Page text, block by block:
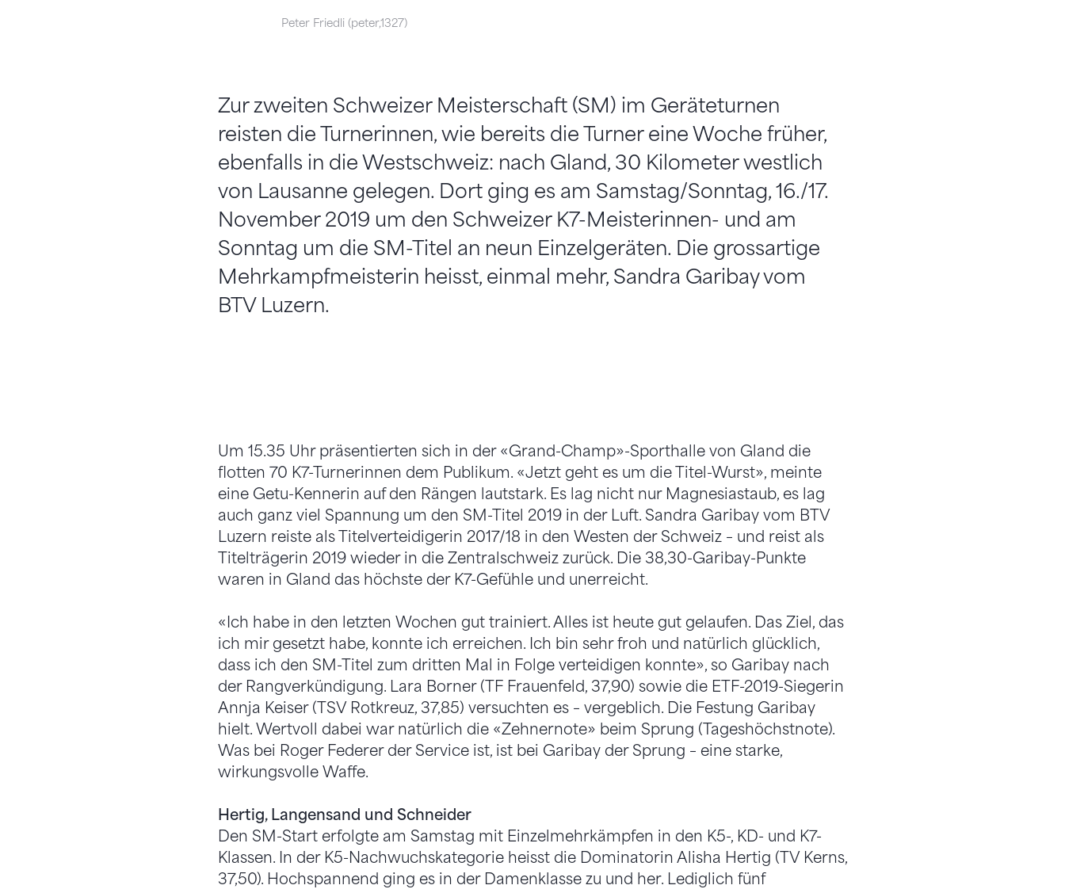
Peter Friedli (peter,1327)
Zur zweiten Schweizer Meisterschaft (SM) im Geräteturnen
reisten die Turnerinnen, wie bereits die Turner eine Woche früher,
ebenfalls in die Westschweiz: nach Gland, 30 Kilometer westlich
von Lausanne gelegen. Dort ging es am Samstag/Sonntag, 16./17.
November 2019 um den Schweizer K7-Meisterinnen- und am
Sonntag um die SM-Titel an neun Einzelgeräten. Die grossartige
Mehrkampfmeisterin heisst, einmal mehr, Sandra Garibay vom
BTV Luzern.
Um 15.35 Uhr präsentierten sich in der «Grand-Champ»-Sporthalle von Gland die
flotten 70 K7-Turnerinnen dem Publikum. «Jetzt geht es um die Titel-Wurst», meinte
eine Getu-Kennerin auf den Rängen lautstark. Es lag nicht nur Magnesiastaub, es lag
auch ganz viel Spannung um den SM-Titel 2019 in der Luft. Sandra Garibay vom BTV
Luzern reiste als Titelverteidigerin 2017/18 in den Westen der Schweiz – und reist als
Titelträgerin 2019 wieder in die Zentralschweiz zurück. Die 38,30-Garibay-Punkte
waren in Gland das höchste der K7-Gefühle und unerreicht.
«Ich habe in den letzten Wochen gut trainiert. Alles ist heute gut gelaufen. Das Ziel, das
ich mir gesetzt habe, konnte ich erreichen. Ich bin sehr froh und natürlich glücklich,
dass ich den SM-Titel zum dritten Mal in Folge verteidigen konnte», so Garibay nach
der Rangverkündigung. Lara Borner (TF Frauenfeld, 37,90) sowie die ETF-2019-Siegerin
Annja Keiser (TSV Rotkreuz, 37,85) versuchten es – vergeblich. Die Festung Garibay
hielt. Wertvoll dabei war natürlich die «Zehnernote» beim Sprung (Tageshöchstnote).
Was bei Roger Federer der Service ist, ist bei Garibay der Sprung – eine starke,
wirkungsvolle Waffe.
Hertig, Langensand und Schneider
Den SM-Start erfolgte am Samstag mit Einzelmehrkämpfen in den K5-, KD- und K7-
Klassen. In der K5-Nachwuchskategorie heisst die Dominatorin Alisha Hertig (TV Kerns,
37,50). Hochspannend ging es in der Damenklasse zu und her. Lediglich fünf